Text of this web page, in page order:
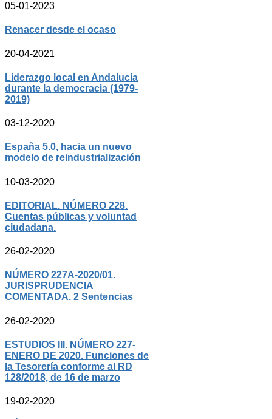
05-01-2023
Renacer desde el ocaso
20-04-2021
Liderazgo local en Andalucía
durante la democracia (1979-
2019)
03-12-2020
España 5.0, hacia un nuevo
modelo de reindustrialización
10-03-2020
EDITORIAL. NÚMERO 228.
Cuentas públicas y voluntad
ciudadana.
26-02-2020
NÚMERO 227A-2020/01.
JURISPRUDENCIA
COMENTADA. 2 Sentencias
26-02-2020
ESTUDIOS III. NÚMERO 227-
ENERO DE 2020. Funciones de
la Tesorería conforme al RD
128/2018, de 16 de marzo
19-02-2020